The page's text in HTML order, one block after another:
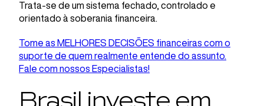
Trata-se de um sistema fechado, controlado e
orientado à soberania financeira.
Tome as MELHORES DECISÕES financeiras com o
suporte de quem realmente entende do assunto.
Fale com nossos Especialistas!